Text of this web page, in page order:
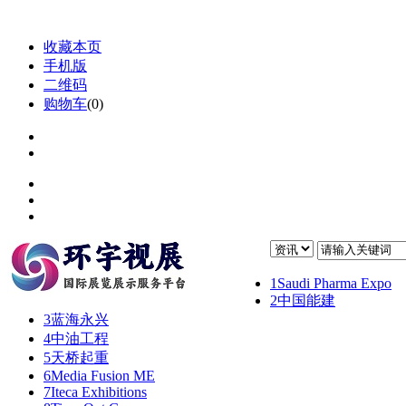
收藏本页
手机版
二维码
购物车(0)
1 Saudi Pharma Expo
2中国能建
3蓝海永兴
4中油工程
5天桥起重
6Media Fusion ME
7Iteca Exhibitions